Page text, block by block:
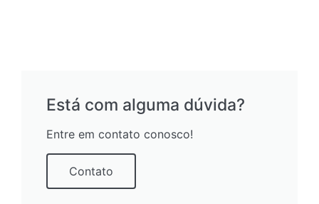
Está com alguma dúvida?
Entre em contato conosco!
Contato